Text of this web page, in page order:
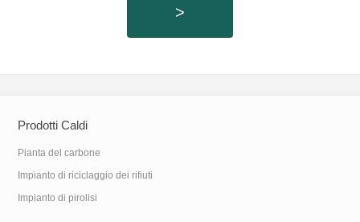
>
Prodotti Caldi
Pianta del carbone
Impianto di riciclaggio dei rifiuti
Impianto di pirolisi